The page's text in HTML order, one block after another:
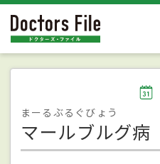
まーるぶるぐびょう
マールブルグ病